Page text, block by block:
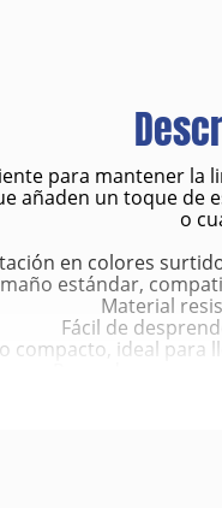
para mantener
añaden un toque
o
en colores
estándar,
Material
Fácil de
compacto, ideal para
Mayor higiene